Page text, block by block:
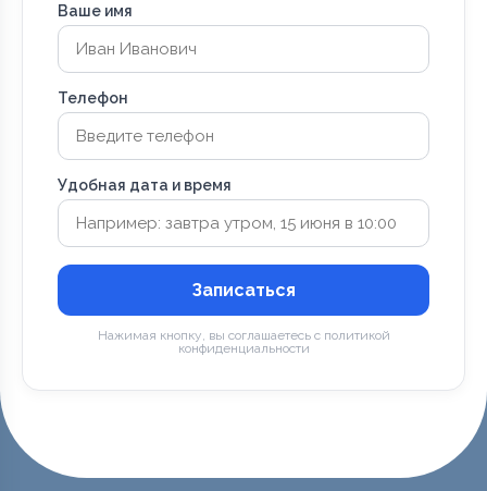
Ваше имя
Телефон
Удобная дата и время
Записаться
Нажимая кнопку, вы соглашаетесь с политикой
конфиденциальности